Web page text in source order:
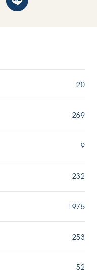
20
269
9
232
1975
253
52